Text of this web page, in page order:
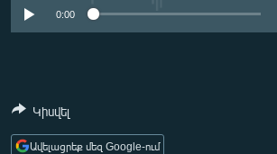
ՄԻՋԱԶԳԱՅԻՆ
ՄԵԿՆԱԲԱՆՈՒԹՅՈՒՆ
ՏՏ ԵՒ ԻՆՏԵՐՆԵՏ
0:00
Կիսվել
Ավելացրեք մեզ Google-ում